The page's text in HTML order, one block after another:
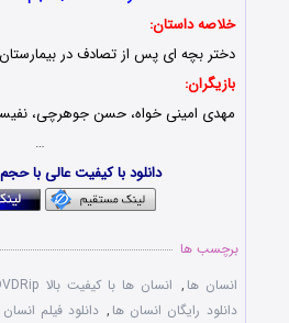
خلاصه داستان:
دختر بچه ‌ای پس از تصادف در بیمارستان
بازیگران:
مهدی امینی خواه، حسن جوهرچی،
…
دانلود با کیفیت عالی با حجم 763 مگابایت
برچسب ها
انسان ها , انسان ها با کیفیت بالا DVDRip
دانلود رایگان انسان ها , دانلود فیلم